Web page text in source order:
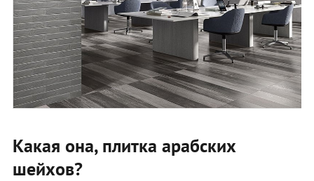
Какая она, плитка арабских
шейхов?